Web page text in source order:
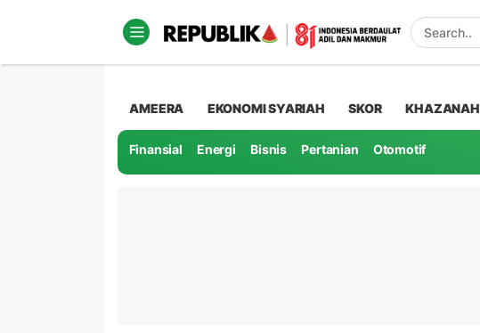
AMEERA EKONOMI SYARIAH SKOR KHAZANAH
Finansial Energi Bisnis Pertanian Otomotif